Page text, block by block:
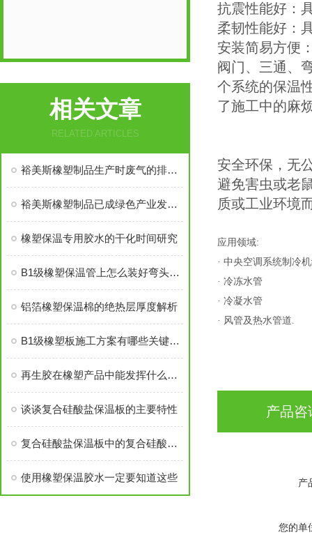
相关文章
RELATED ARTICLES
裕美斯橡塑制品生产时废气的排放及处理讲解
裕美斯橡塑制品已成绿色产业发展“主旋律”
橡塑保温专用胶水的干化时间研究
B1级橡塑保温管上怎么装好弯头和阀门？
铝箔橡塑保温棉的绝热层厚度解析
B1级橡塑板施工方案有哪些关键点要注意？
再生胶在橡塑产品中能发挥什么用途？
谈谈复合硅酸盐保温板的主要特性
复合硅酸盐保温板中的复合硅酸盐是什么材料？
使用橡塑保温胶水一定要知道这些
抗震性能好：
柔韧性能好：
安装简易方便
阀门、三通、
个系统的保温
了施工中的麻
安全环保，无
避免害虫或老
质或工业环境
应用领域:
· 中央空调系统制冷
· 冷冻水管
· 冷凝水管
· 风管及热水管道.
产品咨
产
您的单